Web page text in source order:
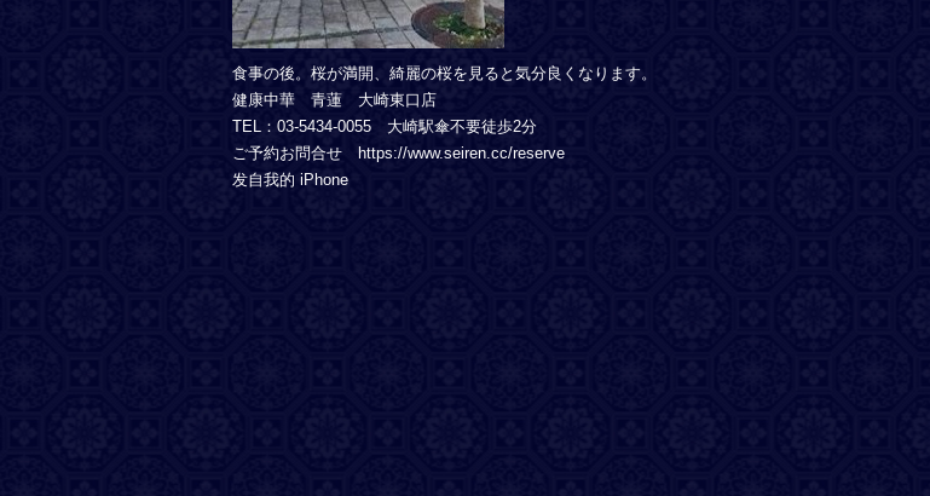
食事の後。桜が満開、綺麗の桜を見ると気分良くなります。
健康中華 青蓮 大崎東口店
TEL：03-5434-0055 大崎駅傘不要徒歩2分
ご予約お問合せ https://www.seiren.cc/reserve
发自我的 iPhone